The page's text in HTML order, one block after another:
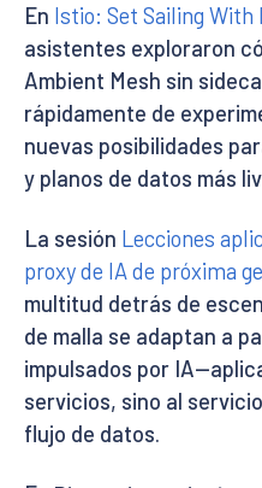
En Istio: Set Sailing
asistentes exploraron
Ambient Mesh sin
rápidamente de
nuevas posibilidades
y planos de datos más
La sesión Lecciones
proxy de IA de próxima
multitud detrás de
de malla se adaptan a
impulsados por
servicios, sino al
flujo de datos.